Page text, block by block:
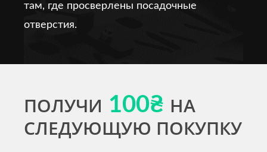
там, где просверлены посадочные
отверстия.
ПОЛУЧИ 100₴ НА
СЛЕДУЮЩУЮ ПОКУПКУ